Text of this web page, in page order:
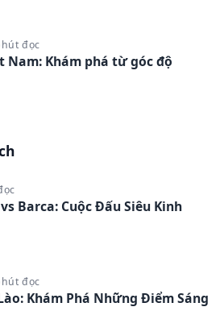
đọc
Nam: Khám phá từ góc độ
Barca: Cuộc Đấu Siêu Kinh
đọc
Khám Phá Những Điểm Sáng